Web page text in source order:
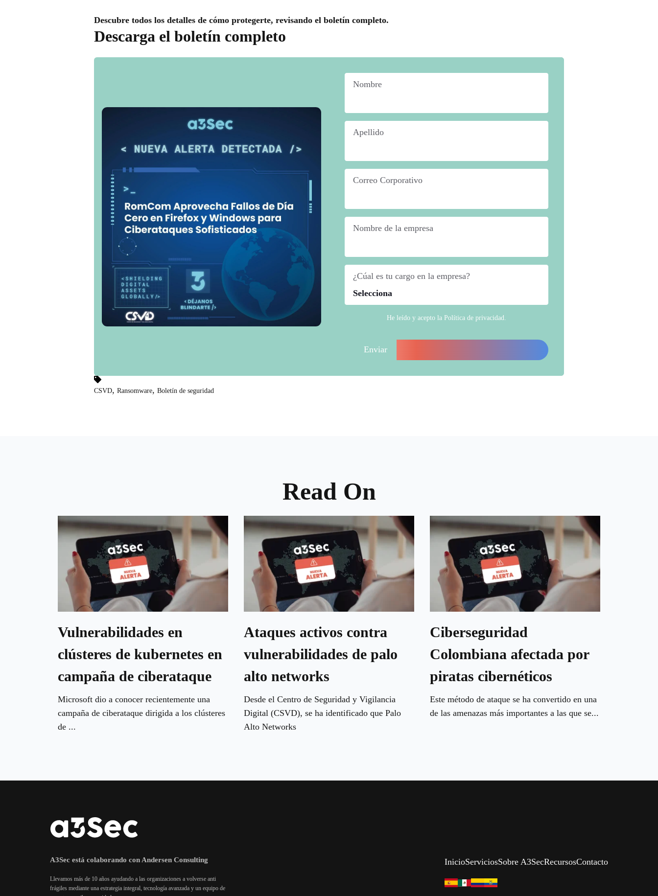
Descubre todos los detalles de cómo protegerte, revisando el boletín completo.
Descarga el boletín completo
Nombre
Apellido
Correo Corporativo
Nombre de la empresa
¿Cúal es tu cargo en la empresa?
He leído y acepto la Política de privacidad.
CSVD, Ransomware, Boletín de seguridad
Read On
Vulnerabilidades en
clústeres de kubernetes en
campaña de ciberataque
Microsoft dio a conocer recientemente una
campaña de ciberataque dirigida a los clústeres
de ...
Ataques activos contra
vulnerabilidades de palo
alto networks
Desde el Centro de Seguridad y Vigilancia
Digital (CSVD), se ha identificado que Palo
Alto Networks
Ciberseguridad
Colombiana afectada por
piratas cibernéticos
Este método de ataque se ha convertido en una
de las amenazas más importantes a las que se...
A3Sec está colaborando con Andersen Consulting
Llevamos más de 10 años ayudando a las organizaciones a volverse anti
frágiles mediante una estrategia integral, tecnología avanzada y un equipo de
InicioServiciosSobre A3SecRecursosContacto